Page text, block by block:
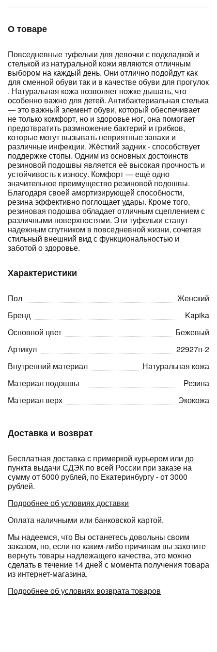
Доставка и возврат
Бесплатная доставка с примеркой курьером или до
пункта выдачи СДЭК по всей России при заказе на
сумму от 5000 рублей, по Екатеринбургу - от 3000
рублей.
Подробнее об условиях доставки
Оплата наличными или банковской картой.
Мы надеемся, что Вы останетесь довольны своим
заказом, но, если по каким-либо причинам вы захотите
вернуть товары надлежащего качества, это можно
сделать в течение 14 дней с момента получения товара
из интернет-магазина.
Подробнее об условиях возврата товаров
О товаре
Повседневные туфельки для девочки с подкладкой и
стелькой из натуральной кожи являются отличным
выбором на каждый день. Они отлично подойдут как
для сменной обуви так и в качестве обуви для прогулок
. Натуральная кожа позволяет ножке дышать, что
особенно важно для детей. Антибактериальная стелька
— это важный элемент обуви, который обеспечивает
не только комфорт, но и здоровье ног, она помогает
предотвратить размножение бактерий и грибков,
которые могут вызывать неприятные запахи и
различные инфекции. Жёсткий задник - способствует
поддержке стопы. Одним из основных достоинств
резиновой подошвы является её высокая прочность и
устойчивость к износу. Комфорт — ещё одно
значительное преимущество резиновой подошвы.
Благодаря своей амортизирующей способности,
резина эффективно поглощает удары. Кроме того,
резиновая подошва обладает отличным сцеплением с
различными поверхностями. Эти туфельки станут
надежным спутником в повседневной жизни, сочетая
стильный внешний вид с функциональностью и
заботой о здоровье.
Характеристики
Пол
Женский
Бренд
Kapika
Основной цвет
Бежевый
Артикул
22927п-2
Внутренний материал
Натуральная кожа
Материал подошвы
Резина
Материал верх
Экокожа
25
раз в 2
недели
раз в 2 недели
Остались вопросы?
8 800 302-02-51
plait.ru